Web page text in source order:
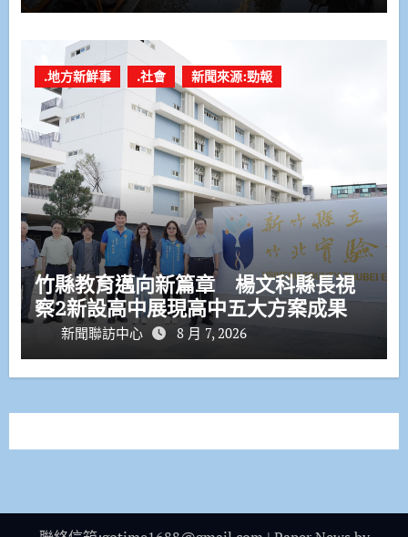
.地方新鮮事 .社會 新聞來源:勁報
竹縣教育邁向新篇章 楊文科縣長視
察2新設高中展現高中五大方案成果
新聞聯訪中心 8 月 7, 2026